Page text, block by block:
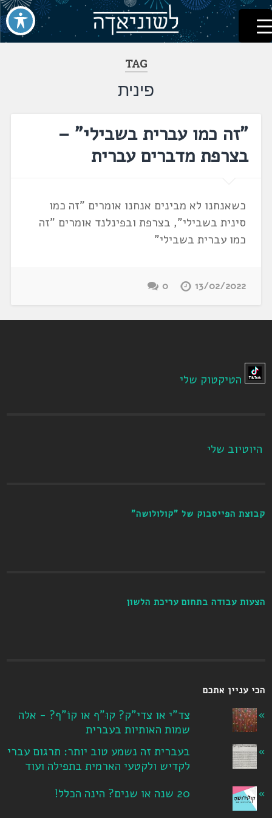
דלג
לתוכן
לשוניאדה
עברית. לשון. שפה
TAG
פינית
"זה כמו עברית בשבילי" –
בצרפת מדברים עברית
כשאנחנו לא מבינים אנחנו אומרים "זה כמו
סינית בשבילי", בצרפת ובפינלנד אומרים "זה
כמו עברית בשבילי"
13/02/2022
0
הטיקטוק שלי
היוטיוב שלי
קבוצת הפייסבוק של "קולולושה"
הצעות עבודה בתחום עריכת הלשון
הכי עניין אתכם
צד"י או צדי"ק? קוּ"ף או קוֹ"ף? - אלה
שמות האותיות בעברית
בעברית זה נשמע טוב יותר: תרגום עברי
לקדיש ולקטעי הארמית בתפילה ועוד
20 שנה או שנים? הינה הכלל!